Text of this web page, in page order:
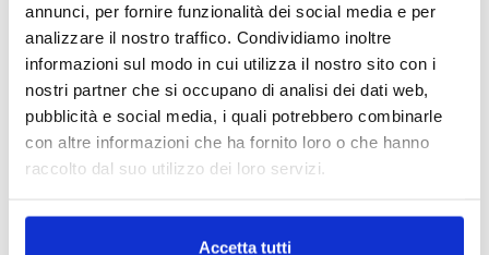
annunci, per fornire funzionalità dei social media e per
analizzare il nostro traffico. Condividiamo inoltre
informazioni sul modo in cui utilizza il nostro sito con i
nostri partner che si occupano di analisi dei dati web,
pubblicità e social media, i quali potrebbero combinarle
con altre informazioni che ha fornito loro o che hanno
raccolto dal suo utilizzo dei loro servizi.
Accetta tutti
Motori
Motore Jeep Compass 55260384
Da 1,500.00€ IVA esclusa
Motori
Motore Jeep Renegade
Da 1,500.00 € IVA esclusa